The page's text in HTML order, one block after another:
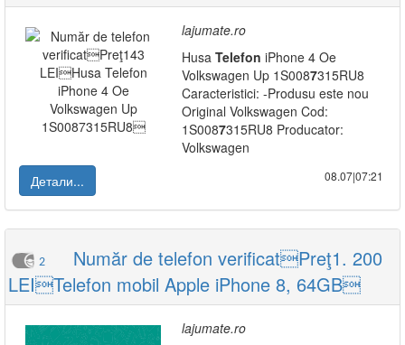
lajumate.ro
Husa Telefon iPhone 4 Oe
Volkswagen Up 1S0087315RU8
Caracteristici: -Produsu este nou
Original Volkswagen Cod:
1S0087315RU8 Producator:
Volkswagen
Детали...
08.07|07:21
2
Număr de telefon verificatPreţ1. 200
LEITelefon mobil Apple iPhone 8, 64GB
lajumate.ro